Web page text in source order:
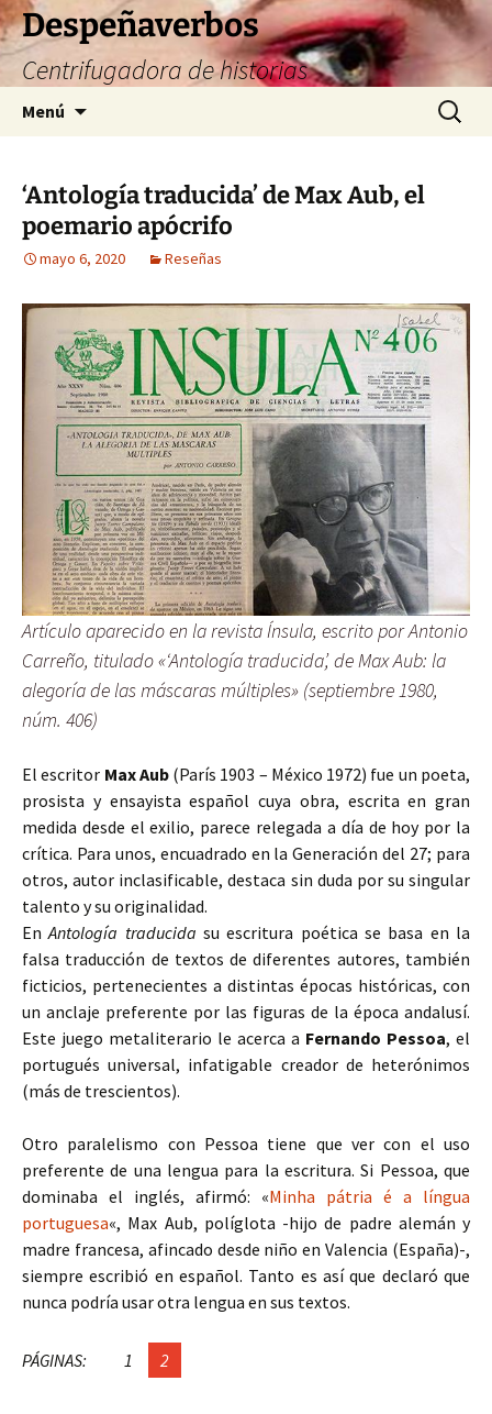
Saltar
al
contenido
Despeñaverbos
Centrifugadora de historias
Menú Buscar:
‘Antología traducida’ de Max Aub, el
poemario apócrifo
mayo 6, 2020 Reseñas
Artículo aparecido en la revista Ínsula, escrito por Antonio
Carreño, titulado «‘Antología traducida’, de Max Aub: la
alegoría de las máscaras múltiples» (septiembre 1980,
núm. 406)
El escritor Max Aub(París 1903 – México 1972) fue un poeta,
prosista y ensayista español cuya obra, escrita en gran
medida desde el exilio, parece relegada a día de hoy por la
crítica. Para unos, encuadrado en la Generación del 27; para
otros, autor inclasificable, destaca sin duda por su singular
talento y su originalidad.
EnAntología traducida su escritura poética se basa en la
falsa traducción de textos de diferentes autores, también
ficticios, pertenecientes a distintas épocas históricas, con
un anclaje preferente por las figuras de la época andalusí.
Este juego metaliterario le acerca a Fernando Pessoa, el
portugués universal, infatigable creador de heterónimos
(más de trescientos).
Otro paralelismo con Pessoa tiene que ver con el uso
preferente de una lengua para la escritura. Si Pessoa, que
dominaba el inglés, afirmó: «Minha pátria é a língua
portuguesa«, Max Aub, políglota -hijo de padre alemán y
madre francesa, afincado desde niño en Valencia (España)-,
siempre escribió en español. Tanto es así que declaró que
nunca podría usar otra lengua en sus textos.
PÁGINAS: 1 2